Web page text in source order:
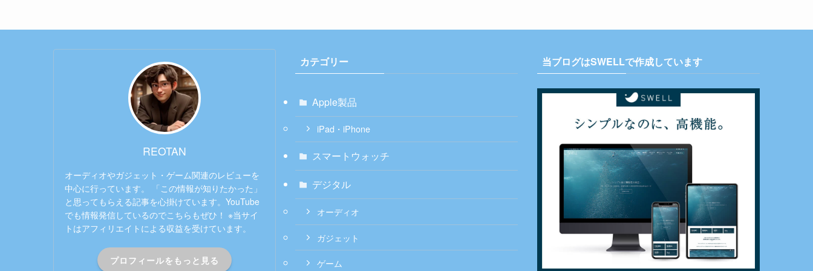
REOTAN
オーディオやガジェット・ゲーム関連のレビューを
中心に行っています。 「この情報が知りたかった」
と思ってもらえる記事を心掛けています。YouTube
でも情報発信しているのでこちらもぜひ！ ※当サイ
トはアフィリエイトによる収益を受けています。
プロフィールをもっと見る
カテゴリー
Apple製品
iPad・iPhone
スマートウォッチ
デジタル
オーディオ
ガジェット
ゲーム
当ブログはSWELLで作成しています